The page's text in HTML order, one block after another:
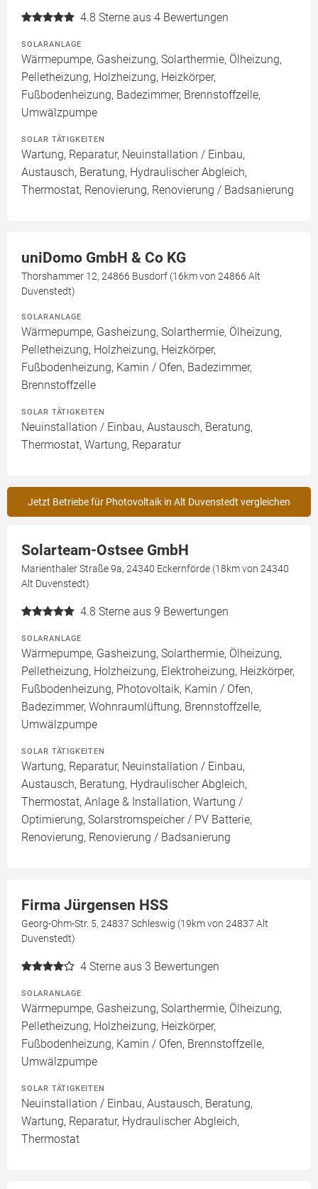
4.8 Sterne aus 4 Bewertungen
SOLARANLAGE
Wärmepumpe, Gasheizung, Solarthermie, Ölheizung,
Pelletheizung, Holzheizung, Heizkörper,
Fußbodenheizung, Badezimmer, Brennstoffzelle,
Umwälzpumpe
SOLAR TÄTIGKEITEN
Wartung, Reparatur, Neuinstallation / Einbau,
Austausch, Beratung, Hydraulischer Abgleich,
Thermostat, Renovierung, Renovierung / Badsanierung
uniDomo GmbH & Co KG
Thorshammer 12, 24866 Busdorf (16km von 24866 Alt
Duvenstedt)
SOLARANLAGE
Wärmepumpe, Gasheizung, Solarthermie, Ölheizung,
Pelletheizung, Holzheizung, Heizkörper,
Fußbodenheizung, Kamin / Ofen, Badezimmer,
Brennstoffzelle
SOLAR TÄTIGKEITEN
Neuinstallation / Einbau, Austausch, Beratung,
Thermostat, Wartung, Reparatur
Jetzt Betriebe für Photovoltaik in Alt Duvenstedt vergleichen
Solarteam-Ostsee GmbH
Marienthaler Straße 9a, 24340 Eckernförde (18km von 24340
Alt Duvenstedt)
4.8 Sterne aus 9 Bewertungen
SOLARANLAGE
Wärmepumpe, Gasheizung, Solarthermie, Ölheizung,
Pelletheizung, Holzheizung, Elektroheizung, Heizkörper,
Fußbodenheizung, Photovoltaik, Kamin / Ofen,
Badezimmer, Wohnraumlüftung, Brennstoffzelle,
Umwälzpumpe
SOLAR TÄTIGKEITEN
Wartung, Reparatur, Neuinstallation / Einbau,
Austausch, Beratung, Hydraulischer Abgleich,
Thermostat, Anlage & Installation, Wartung /
Optimierung, Solarstromspeicher / PV Batterie,
Renovierung, Renovierung / Badsanierung
Firma Jürgensen HSS
Georg-Ohm-Str. 5, 24837 Schleswig (19km von 24837 Alt
Duvenstedt)
4 Sterne aus 3 Bewertungen
SOLARANLAGE
Wärmepumpe, Gasheizung, Solarthermie, Ölheizung,
Pelletheizung, Holzheizung, Heizkörper,
Fußbodenheizung, Kamin / Ofen, Brennstoffzelle,
Umwälzpumpe
SOLAR TÄTIGKEITEN
Neuinstallation / Einbau, Austausch, Beratung,
Wartung, Reparatur, Hydraulischer Abgleich,
Thermostat